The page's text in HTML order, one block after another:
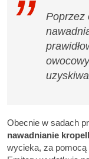
Poprzez
Obecnie w sadach
nawadnianie
wycieka, za pomocą